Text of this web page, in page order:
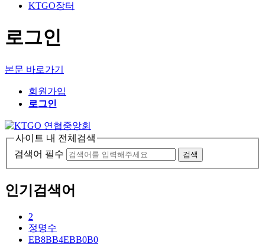
KTGO장터
로그인
본문 바로가기
회원가입
로그인
사이트 내 전체검색
검색어 필수
검색
인기검색어
2
정명수
EB8BB4EBB0B0